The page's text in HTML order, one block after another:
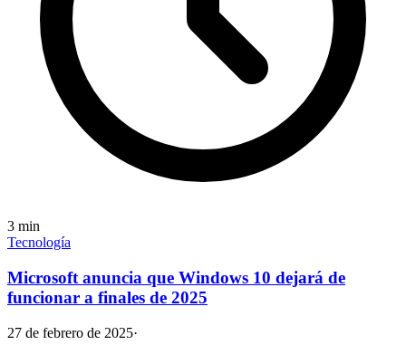
3 min
Tecnología
Microsoft anuncia que Windows 10 dejará de
funcionar a finales de 2025
27 de febrero de 2025·